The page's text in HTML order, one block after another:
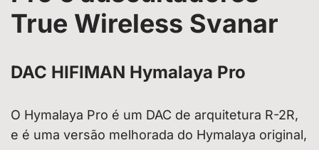
True Wireless Svanar
DAC HIFIMAN Hymalaya Pro
O Hymalaya Pro é um DAC de arquitetura R-2R,
e é uma versão melhorada do Hymalaya original,